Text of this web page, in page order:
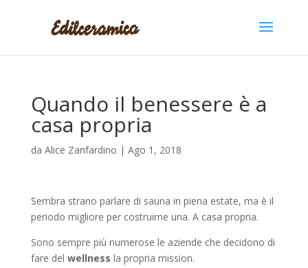
Quando il benessere è a
casa propria
da Alice Zanfardino | Ago 1, 2018
Sembra strano parlare di sauna in piena estate, ma è il
periodo migliore per costruirne una. A casa propria.
Sono sempre più numerose le aziende che decidono di
fare del wellness la propria mission.